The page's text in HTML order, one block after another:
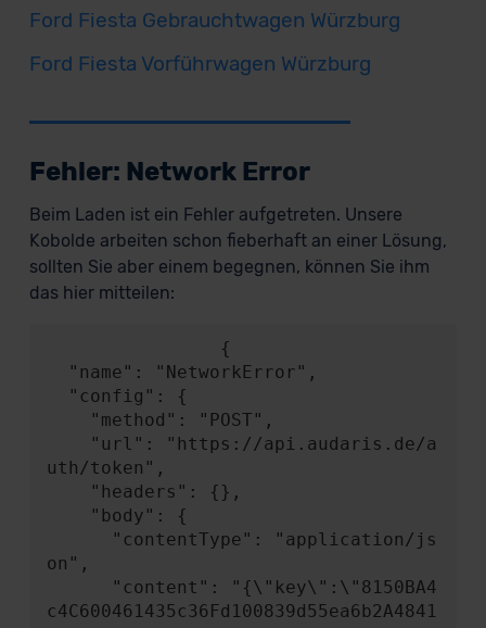
Ford Fiesta Gebrauchtwagen Würzburg
Ford Fiesta Vorführwagen Würzburg
Fehler: Network Error
Beim Laden ist ein Fehler aufgetreten. Unsere
Kobolde arbeiten schon fieberhaft an einer Lösung,
sollten Sie aber einem begegnen, können Sie ihm
das hier mitteilen:
uth/token",
on",
c4C600461435c36Fd100839d55ea6b2A4841